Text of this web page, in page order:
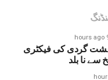
9
گردی کی فیکٹری
سے نا بلد